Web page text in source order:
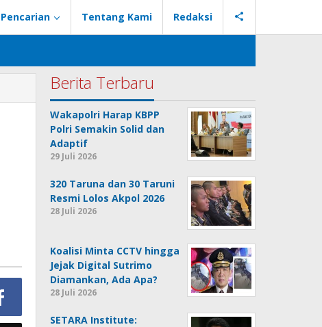
Pencarian Tentang Kami Redaksi
Berita Terbaru
Wakapolri Harap KBPP
Polri Semakin Solid dan
Adaptif
29 Juli 2026
320 Taruna dan 30 Taruni
Resmi Lolos Akpol 2026
28 Juli 2026
Koalisi Minta CCTV hingga
Jejak Digital Sutrimo
Diamankan, Ada Apa?
28 Juli 2026
SETARA Institute: